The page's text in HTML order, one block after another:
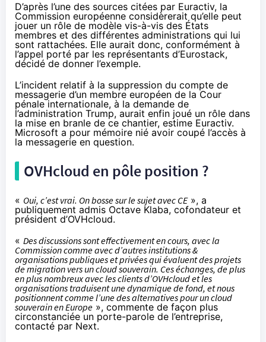
D’après l’une des sources citées par Euractiv, la
Commission européenne considèrerait qu’elle peut
jouer un rôle de modèle vis-à-vis des États
membres et des différentes administrations qui lui
sont rattachées. Elle aurait donc, conformément à
l’appel porté par les représentants d’Eurostack,
décidé de donner l’exemple.
L’incident relatif à la suppression du compte de
messagerie d’un membre européen de la Cour
pénale internationale, à la demande de
l’administration Trump, aurait enfin joué un rôle dans
la mise en branle de ce chantier, estime Euractiv.
Microsoft a pour mémoire nié avoir coupé l’accès à
la messagerie en question.
OVHcloud en pôle position ?
« Oui, c’est vrai. On bosse sur le sujet avec CE», a
publiquement admis Octave Klaba, cofondateur et
président d’OVHcloud.
« Des discussions sont effectivement en cours, avec la
Commission comme avec d’autres institutions &
organisations publiques et privées qui évaluent des projets
de migration vers un cloud souverain. Ces échanges, de plus
en plus nombreux avec les clients d’OVHcloud et les
organisations traduisent une dynamique de fond, et nous
positionnent comme l’une des alternatives pour un cloud
souverain en Europe », commente de façon plus
circonstanciée un porte-parole de l’entreprise,
contacté par Next.